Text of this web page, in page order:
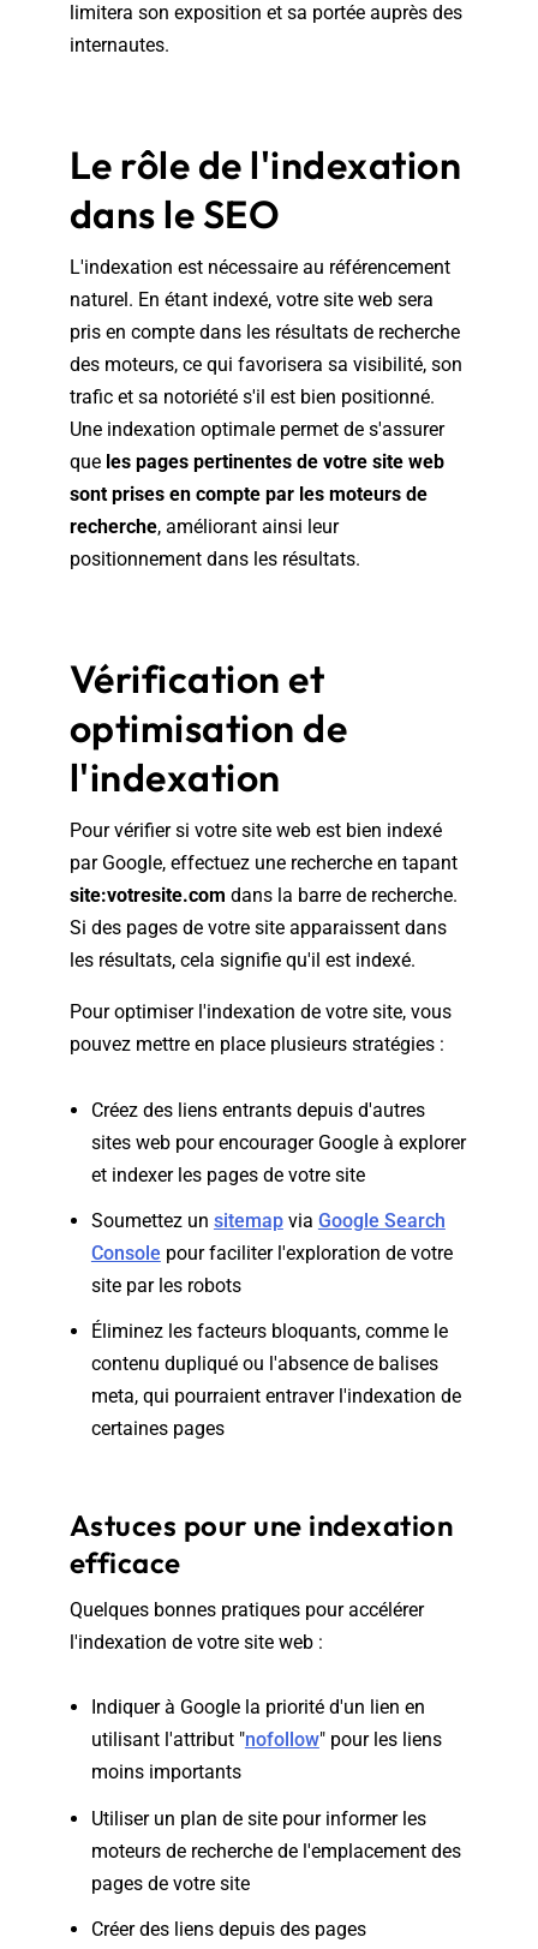
limitera son exposition et sa portée auprès des
internautes.
Le rôle de l'indexation
dans le SEO
L'indexation est nécessaire au référencement
naturel. En étant indexé, votre site web sera
pris en compte dans les résultats de recherche
des moteurs, ce qui favorisera sa visibilité, son
trafic et sa notoriété s'il est bien positionné.
Une indexation optimale permet de s'assurer
que les pages pertinentes de votre site web
sont prises en compte par les moteurs de
recherche, améliorant ainsi leur
positionnement dans les résultats.
Vérification et
optimisation de
l'indexation
Pour vérifier si votre site web est bien indexé
par Google, effectuez une recherche en tapant
site:votresite.com dans la barre de recherche.
Si des pages de votre site apparaissent dans
les résultats, cela signifie qu'il est indexé.
Pour optimiser l'indexation de votre site, vous
pouvez mettre en place plusieurs stratégies :
Créez des liens entrants depuis d'autres
sites web pour encourager Google à explorer
et indexer les pages de votre site
Soumettez un sitemapvia Google Search
Console pour faciliter l'exploration de votre
site par les robots
Éliminez les facteurs bloquants, comme le
contenu dupliqué ou l'absence de balises
meta, qui pourraient entraver l'indexation de
certaines pages
Astuces pour une indexation
efficace
Quelques bonnes pratiques pour accélérer
l'indexation de votre site web :
Indiquer à Google la priorité d'un lien en
utilisant l'attribut "nofollow" pour les liens
moins importants
Utiliser un plan de site pour informer les
moteurs de recherche de l'emplacement des
pages de votre site
Créer des liens depuis des pages